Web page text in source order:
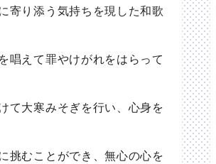
寄り添う気持ちを現した和歌
唱えて罪やけがれをはらって
て大寒みそぎを行い、心身を
挑むことができ、無心の心を